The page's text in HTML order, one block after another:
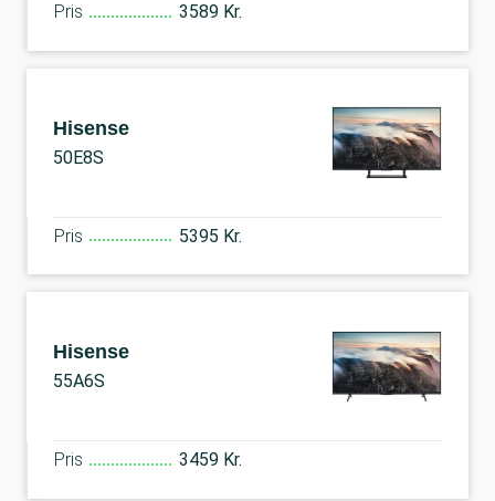
Pris 3589 Kr.
Hisense
50E8S
Pris 5395 Kr.
Hisense
55A6S
Pris 3459 Kr.